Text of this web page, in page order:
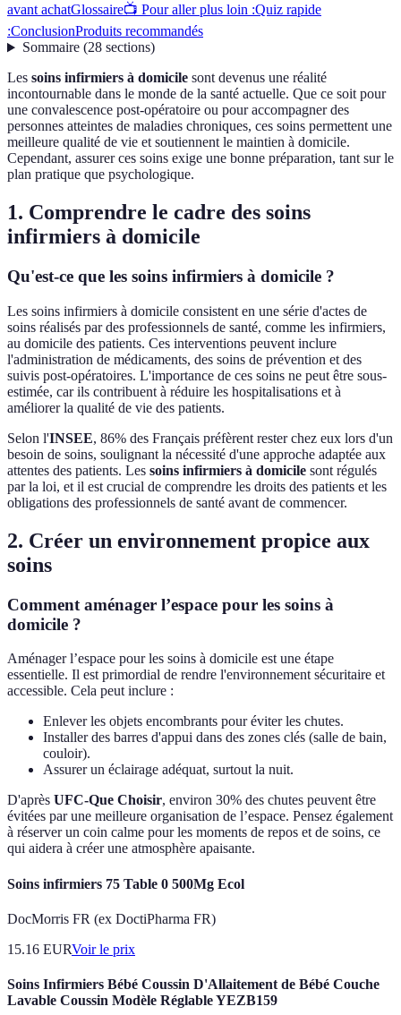
avant achatGlossaire📺 Pour aller plus loin :Quiz rapide
:ConclusionProduits recommandés
Sommaire(28 sections)
Les soins infirmiers à domicile sont devenus une réalité
incontournable dans le monde de la santé actuelle. Que ce soit pour
une convalescence post-opératoire ou pour accompagner des
personnes atteintes de maladies chroniques, ces soins permettent une
meilleure qualité de vie et soutiennent le maintien à domicile.
Cependant, assurer ces soins exige une bonne préparation, tant sur le
plan pratique que psychologique.
1. Comprendre le cadre des soins
infirmiers à domicile
Qu'est-ce que les soins infirmiers à domicile ?
Les soins infirmiers à domicile consistent en une série d'actes de
soins réalisés par des professionnels de santé, comme les infirmiers,
au domicile des patients. Ces interventions peuvent inclure
l'administration de médicaments, des soins de prévention et des
suivis post-opératoires. L'importance de ces soins ne peut être sous-
estimée, car ils contribuent à réduire les hospitalisations et à
améliorer la qualité de vie des patients.
Selon l'INSEE, 86% des Français préfèrent rester chez eux lors d'un
besoin de soins, soulignant la nécessité d'une approche adaptée aux
attentes des patients. Les soins infirmiers à domicile sont régulés
par la loi, et il est crucial de comprendre les droits des patients et les
obligations des professionnels de santé avant de commencer.
2. Créer un environnement propice aux
soins
Comment aménager l’espace pour les soins à
domicile ?
Aménager l’espace pour les soins à domicile est une étape
essentielle. Il est primordial de rendre l'environnement sécuritaire et
accessible. Cela peut inclure :
Enlever les objets encombrants pour éviter les chutes.
Installer des barres d'appui dans des zones clés (salle de bain,
couloir).
Assurer un éclairage adéquat, surtout la nuit.
D'après UFC-Que Choisir, environ 30% des chutes peuvent être
évitées par une meilleure organisation de l’espace. Pensez également
à réserver un coin calme pour les moments de repos et de soins, ce
qui aidera à créer une atmosphère apaisante.
Soins infirmiers 75 Table 0 500Mg Ecol
DocMorris FR (ex DoctiPharma FR)
15.16 EURVoir le prix
Soins Infirmiers Bébé Coussin D'Allaitement de Bébé Couche
Lavable Coussin Modèle Réglable YEZB159